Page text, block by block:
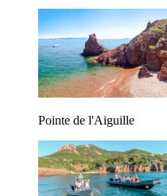
Pointe de l'Aiguille